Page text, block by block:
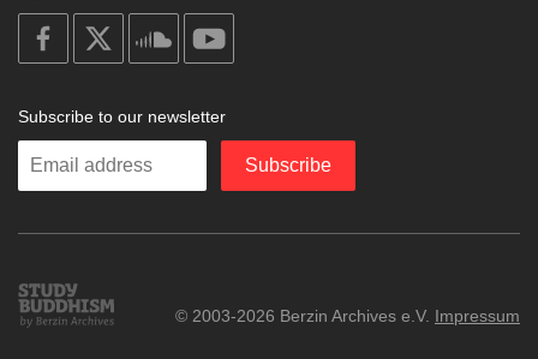
on
facebook
soundcloud
Subscribe to our newsletter
Enter
Subscribe
Study
Buddhism
© 2003-2026 Berzin Archives e.V. Impressum